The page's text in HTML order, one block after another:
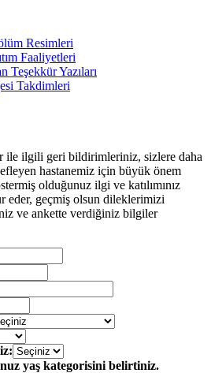
Resimleri
Faaliyetleri
Teşekkür Yazıları
Takdimleri
ile ilgili geri bildirimleriniz, sizlere daha
hastanemiz için büyük önem
olduğunuz ilgi ve katılımınız
eder, geçmiş olsun dileklerimizi
ve ankette verdiğiniz bilgiler
yaş kategorisini belirtiniz.